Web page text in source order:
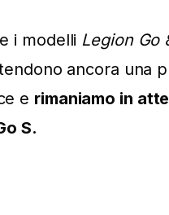
i modelli Legion Go
ancora una
e rimaniamo in
S.